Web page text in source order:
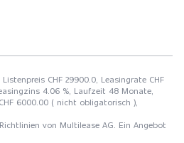
CHF 29900.0, Leasingrate CHF
4.06 %, Laufzeit 48 Monate,
6000.00 ( nicht obligatorisch ),
von Multilease AG. Ein Angebot